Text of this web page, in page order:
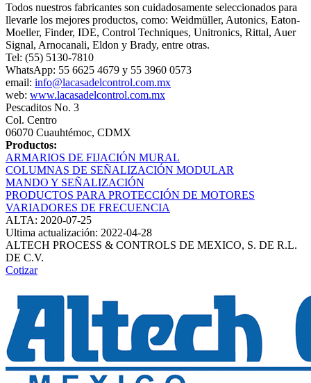
Todos nuestros fabricantes son cuidadosamente seleccionados para
llevarle los mejores productos, como: Weidmüller, Autonics, Eaton-
Moeller, Finder, IDE, Control Techniques, Unitronics, Rittal, Auer
Signal, Arnocanali, Eldon y Brady, entre otras.
Tel: (55) 5130-7810
WhatsApp: 55 6625 4679 y 55 3960 0573
email: info@lacasadelcontrol.com.mx
web: www.lacasadelcontrol.com.mx
Pescaditos No. 3
Col. Centro
06070 Cuauhtémoc, CDMX
Productos:
ARMARIOS DE FIJACIÓN MURAL
COLUMNAS DE SEÑALIZACIÓN MODULAR
MANDO Y SEÑALIZACIÓN
PRODUCTOS PARA PROTECCIÓN DE MOTORES
VARIADORES DE FRECUENCIA
ALTA: 2020-07-25
Ultima actualización: 2022-04-28
ALTECH PROCESS & CONTROLS DE MEXICO, S. DE R.L.
DE C.V.
Cotizar